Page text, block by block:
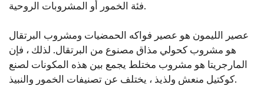
فئة الخمور أو المشروبات الروحية.
عصير الليمون هو عصير فواكه الحمضيات ومشروب البرتقال
هو مشروب كحولي مذاق مصنوع من البرتقال. لذلك ، فإن
المارجريتا هو مشروب مختلط يجمع بين هذه المكونات لصنع
كوكتيل منعش ولذيذ ، يختلف عن تصنيفات الخمور والنبيذ.